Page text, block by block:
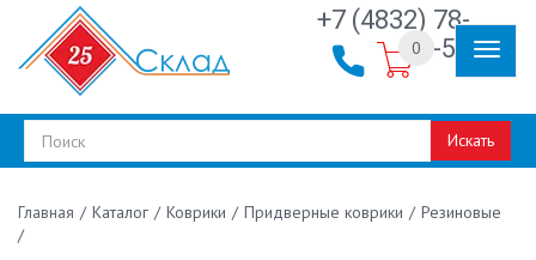
+7 (4832) 78-
30-50
Искать
0
Главная / Каталог / Коврики / Придверные коврики / Резиновые
/